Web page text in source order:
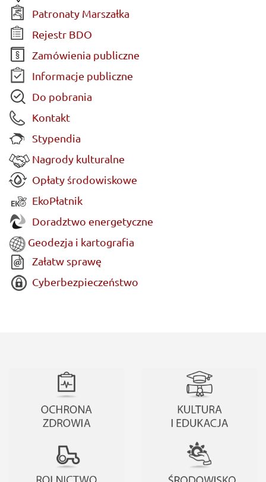
Patronaty Marszałka
Rejestr BDO
Zamówienia publiczne
Informacje publiczne
Do pobrania
Kontakt
Stypendia
Nagrody kulturalne
Opłaty środowiskowe
EkoPłatnik
Doradztwo energetyczne
Geodezja i kartografia
Załatw sprawę
Cyberbezpieczeństwo